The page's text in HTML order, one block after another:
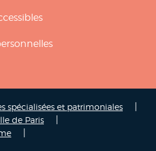
spécialisées et patrimoniales
de Paris